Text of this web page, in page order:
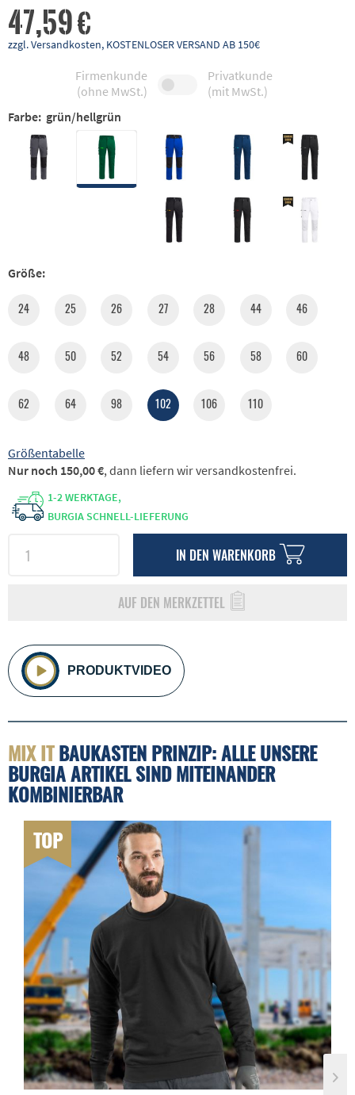
47,59 €
zzgl. Versandkosten, KOSTENLOSER VERSAND AB 150€
Firmenkunde
(ohne MwSt.)
Privatkunde
(mit MwSt.)
Farbe: grün/hellgrün
Größe:
24 25 26 27 28 44 46
48 50 52 54 56 58 60
62 64 98 102 106 110
Größentabelle
1-2 WERKTAGE,
BURGIA SCHNELL-LIEFERUNG
IN DEN WARENKORB
AUF DEN MERKZETTEL
PRODUKTVIDEO
Nur noch 150,00 €, dann liefern wir versandkostenfrei.
MIX ITBAUKASTEN PRINZIP: ALLE UNSERE
BURGIA ARTIKEL SIND MITEINANDER
KOMBINIERBAR
TOP